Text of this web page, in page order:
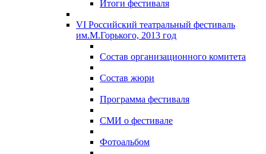
Итоги фестиваля
VI Российский театральный фестиваль
им.М.Горького, 2013 год
Состав организационного комитета
Состав жюри
Программа фестиваля
СМИ о фестивале
Фотоальбом